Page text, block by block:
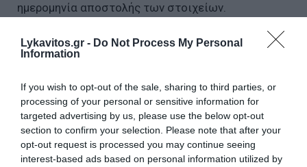
Lykavitos.gr - Do Not Process My Personal
Information
If you wish to opt-out of the sale, sharing to third parties, or
processing of your personal or sensitive information for
targeted advertising by us, please use the below opt-out
section to confirm your selection. Please note that after your
opt-out request is processed you may continue seeing
interest-based ads based on personal information utilized by
ημερομηνία αποστολής των στοιχείων.
γ) προβλέφθηκε ανώτατο όριο για τα επιπλέον 50
ευρώ ανά μέρα καθυστέρησης, το διπλάσιο του
δ) προβλέφθηκε η δυνατότητα μη επιβολής
προστίμου σε περιπτώσεις αποστολής μικρού
αριθμού ή ποσοστού εσφαλμένων στοιχείων.